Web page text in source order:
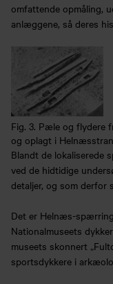
omfattende opmåling,
anlæggene, så deres
Fig. 3. Pæle og flydere
og oplagt i
Blandt de lokaliserede
ved de hidtidige
detaljer, og som derfor
Det er Helnæs-
Nationalmuseets
museets skonnert
sportsdykkere i